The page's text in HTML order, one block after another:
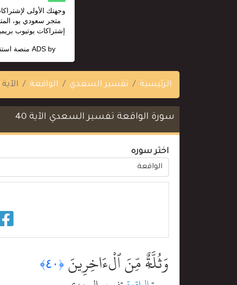
وجهتك الأولى
متجر سعودي يو،
إشتراكات يوتيوب
ADS by منصة
الرئيسية تفسير السعدي الواقعة الآية 40
سورة الواقعة تفسير السعدي الآية 40
اختر سوره
وَثُلَّةٌۭ مِّنَ ٱلْءَاخِرِينَ ﴿٤٠﴾